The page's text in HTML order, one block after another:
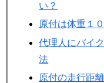
い？
原付は体重１
代理人にバイ
法
原付の走行距